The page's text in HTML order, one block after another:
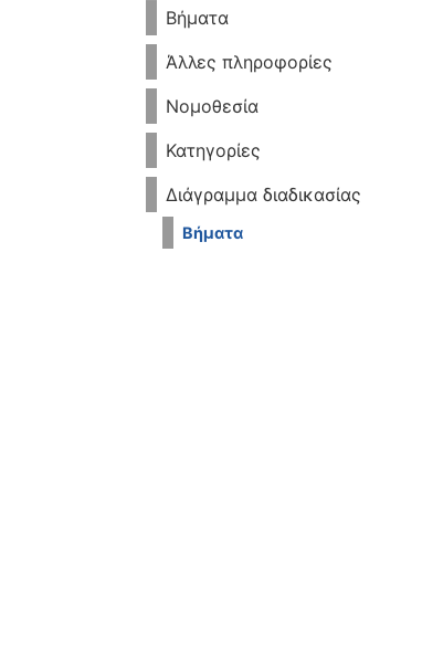
Βήματα
Άλλες πληροφορίες
Νομοθεσία
Κατηγορίες
Διάγραμμα διαδικασίας
Βήματα